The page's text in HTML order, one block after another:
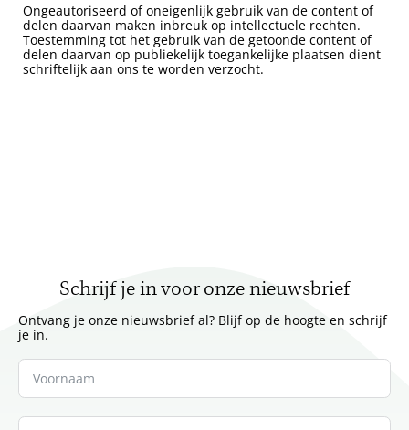
​Ongeautoriseerd of oneigenlijk gebruik van de content of
delen daarvan maken inbreuk op intellectuele rechten.
Toestemming tot het gebruik van de getoonde content of
delen daarvan op publiekelijk toegankelijke plaatsen dient
schriftelijk aan ons te worden verzocht.
Schrijf je in voor onze nieuwsbrief
Ontvang je onze nieuwsbrief al? Blijf op de hoogte en schrijf
je in.